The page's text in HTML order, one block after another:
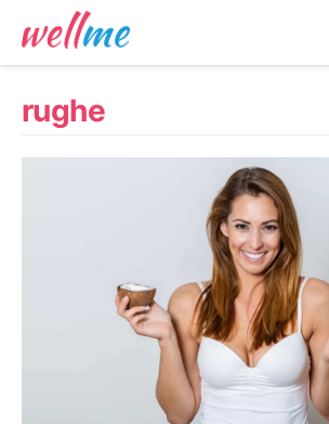
rughe